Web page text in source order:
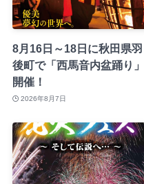
8月16日～18日に秋田県羽
後町で「西馬音内盆踊り」
開催！
2026年8月7日